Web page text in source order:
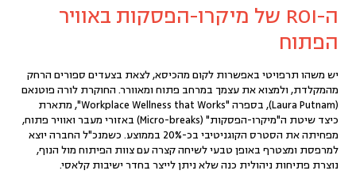
ה-ROI של מיקרו-הפסקות באוויר
הפתוח
יש משהו תרפויטי באפשרות לקום מהכיסא, לצאת בצעדים ספורים הרחק
מהמקלדת, ולמצוא את עצמך במרחב פתוח ומאוורר. החוקרת לורה פוטנאם
(Laura Putnam), בספרה "Workplace Wellness that Works", מתארת
כיצד שיטת ה"מיקרו-הפסקות" (Micro-breaks)
באזורי מעבר ואוויר פתוח,
מפחיתה את הסטרס הקוגניטיבי בכ-20% בממוצע. כשמנכ"ל החברה יוצא
למרפסת ומצטרף באופן טבעי לשיחה קצרה עם צוות הפיתוח מול הנוף,
נוצרת פתיחות ניהולית כנה שלא ניתן לייצר בחדר ישיבות קלאסי.